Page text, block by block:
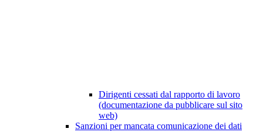
Dirigenti cessati dal rapporto di lavoro
(documentazione da pubblicare sul sito
web)
Sanzioni per mancata comunicazione dei dati